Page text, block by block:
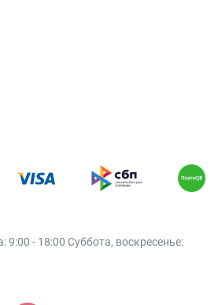
9:00 - 18:00 Суббота, воскресенье: